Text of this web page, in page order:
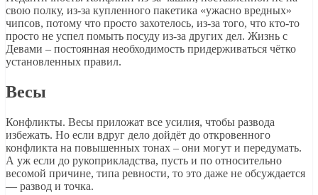
свою полку, из-за купленного пакетика «ужасно вредных»
чипсов, потому что просто захотелось, из-за того, что кто-то
просто не успел помыть посуду из-за других дел. Жизнь с
Девами – постоянная необходимость придерживаться чётко
установленных правил.
Весы
Конфликты. Весы приложат все усилия, чтобы развода
избежать. Но если вдруг дело дойдёт до откровенного
конфликта на повышенных тонах – они могут и передумать.
А уж если до рукоприкладства, пусть и по относительно
весомой причине, типа ревности, то это даже не обсуждается
— развод и точка.